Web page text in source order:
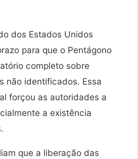
dos Estados Unidos
para que o Pentágono
completo sobre
não identificados. Essa
forçou as autoridades a
a existência
que a liberação das